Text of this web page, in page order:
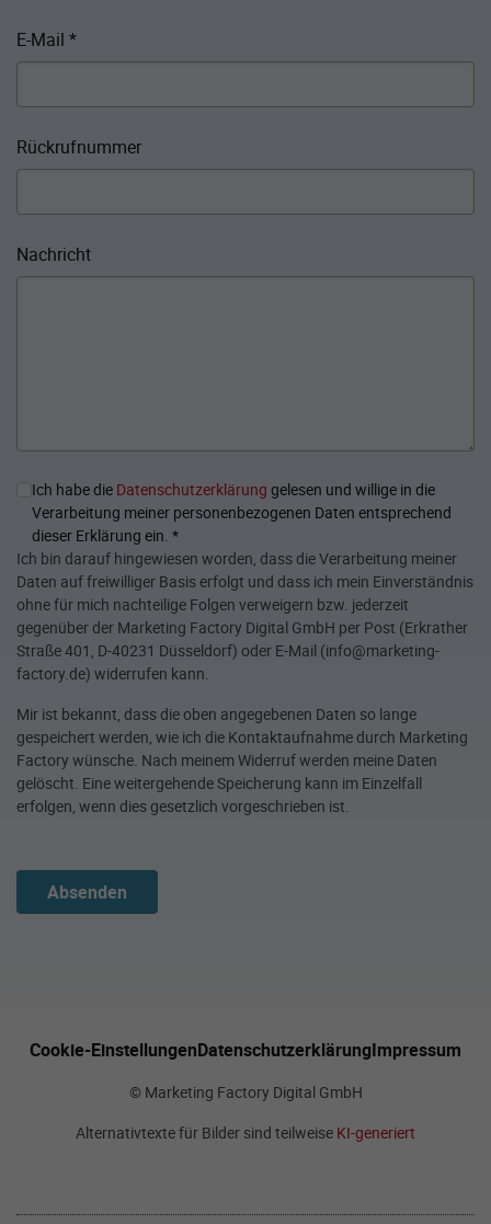
E-Mail *
Rückrufnummer
Nachricht
Ich habe die Datenschutzerklärung gelesen und willige in die
Verarbeitung meiner personenbezogenen Daten entsprechend
dieser Erklärung ein. *
Ich bin darauf hingewiesen worden, dass die Verarbeitung meiner
Daten auf freiwilliger Basis erfolgt und dass ich mein Einverständnis
ohne für mich nachteilige Folgen verweigern bzw. jederzeit
gegenüber der Marketing Factory Digital GmbH per Post (Erkrather
Straße 401, D-40231 Düsseldorf) oder E-Mail (info@marketing-
factory.de) widerrufen kann.
Mir ist bekannt, dass die oben angegebenen Daten so lange
gespeichert werden, wie ich die Kontaktaufnahme durch Marketing
Factory wünsche. Nach meinem Widerruf werden meine Daten
gelöscht. Eine weitergehende Speicherung kann im Einzelfall
erfolgen, wenn dies gesetzlich vorgeschrieben ist.
Absenden
Cookie-EinstellungenDatenschutzerklärungImpressum
© Marketing Factory Digital GmbH
Alternativtexte für Bilder sind teilweise KI-generiert